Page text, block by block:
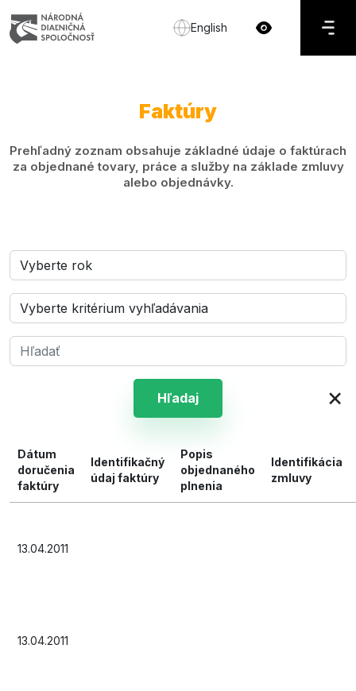
English
Faktúry
Prehľadný zoznam obsahuje základné údaje o faktúrach
za objednané tovary, práce a služby na základe zmluvy
alebo objednávky.
Hľadaj ×
Dátum
doručenia
faktúry
Identifikačný
údaj faktúry
Popis
objednaného
plnenia
Identifikácia
zmluvy
13.04.2011
13.04.2011